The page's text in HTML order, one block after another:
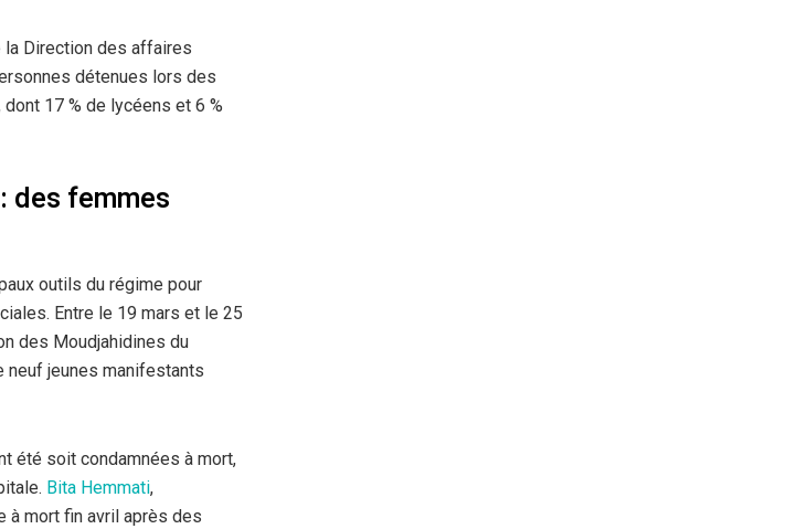
la Direction des affaires
détenues lors des
17 % de lycéens et 6 %
des femmes
outils du régime pour
Entre le 19 mars et le 25
des Moudjahidines du
neuf jeunes manifestants
été soit condamnées à mort,
Bita Hemmati,
à mort fin avril après des